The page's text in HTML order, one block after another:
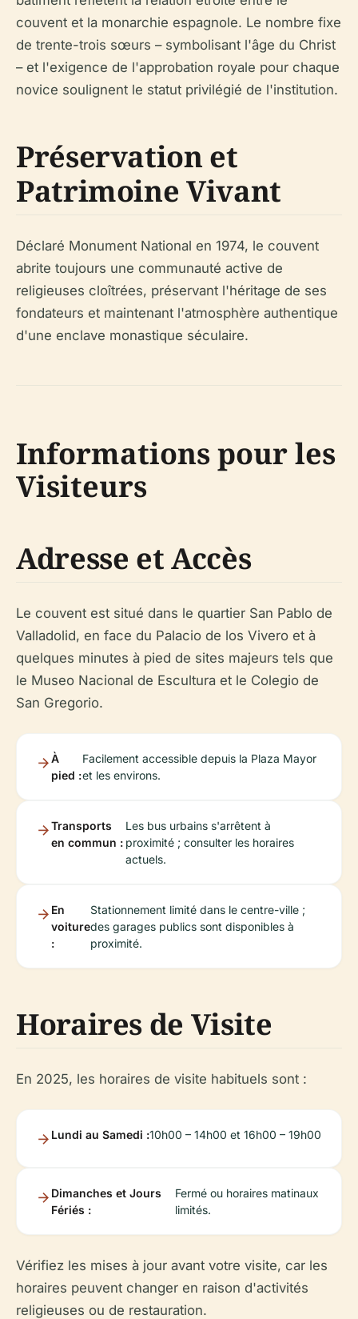
couvent et la monarchie espagnole. Le nombre fixe
de trente-trois sœurs – symbolisant l'âge du Christ
– et l'exigence de l'approbation royale pour chaque
novice soulignent le statut privilégié de l'institution.
Préservation et
Patrimoine Vivant
Déclaré Monument National en 1974, le couvent
abrite toujours une communauté active de
religieuses cloîtrées, préservant l'héritage de ses
fondateurs et maintenant l'atmosphère authentique
d'une enclave monastique séculaire.
Informations pour les
Visiteurs
Adresse et Accès
Le couvent est situé dans le quartier San Pablo de
Valladolid, en face du Palacio de los Vivero et à
quelques minutes à pied de sites majeurs tels que
le Museo Nacional de Escultura et le Colegio de
San Gregorio.
À
pied :
Facilement accessible depuis la Plaza Mayor
et les environs.
Transports
en commun :
Les bus urbains s'arrêtent à
proximité ; consulter les horaires
actuels.
En
voiture
:
Stationnement limité dans le centre-ville ;
des garages publics sont disponibles à
proximité.
Horaires de Visite
En 2025, les horaires de visite habituels sont :
Lundi au Samedi :10h00 – 14h00 et 16h00 – 19h00
Dimanches et Jours
Fériés :
Fermé ou horaires matinaux
limités.
Vérifiez les mises à jour avant votre visite, car les
horaires peuvent changer en raison d'activités
religieuses ou de restauration.